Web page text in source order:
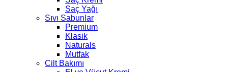
Saç Yağı
Sıvı Sabunlar
Premium
Klasik
Naturals
Mutfak
Cilt Bakımı